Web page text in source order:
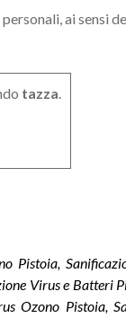
ai sensi
tazza.
Pistoia,
Virus e Batteri
Ozono Pistoia,